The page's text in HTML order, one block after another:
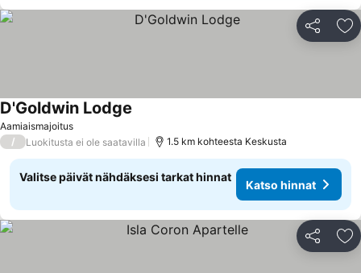
Jaa
Aamiaismajoitus
D'Goldwin Lodge
/ Luokitusta ei ole saatavilla 1.5 km kohteesta Keskusta
Valitse päivät nähdäksesi tarkat hinnat
Katso hinnat
Jaa